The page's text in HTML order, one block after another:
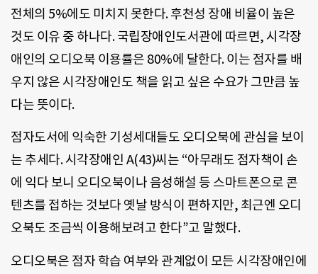
전체의 5%에도 미치지 못한다. 후천성 장애 비율이 높은
것도 이유 중 하나다. 국립장애인도서관에 따르면, 시각장
애인의 오디오북 이용률은 80%에 달한다. 이는 점자를 배
우지 않은 시각장애인도 책을 읽고 싶은 수요가 그만큼 높
다는 뜻이다.
점자도서에 익숙한 기성세대들도 오디오북에 관심을 보이
는 추세다. 시각장애인 A(43)씨는 “아무래도 점자책이 손
에 익다 보니 오디오북이나 음성해설 등 스마트폰으로 콘
텐츠를 접하는 것보다 옛날 방식이 편하지만, 최근엔 오디
오북도 조금씩 이용해보려고 한다”고 말했다.
오디오북은 점자 학습 여부와 관계없이 모든 시각장애인에